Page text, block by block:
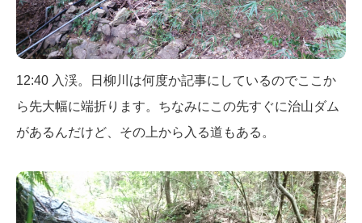
12:40 入渓。日柳川は何度か記事にしているのでここか
ら先大幅に端折ります。ちなみにこの先すぐに治山ダム
があるんだけど、その上から入る道もある。